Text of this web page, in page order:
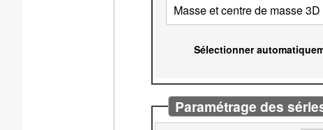
Sélectionner
Paramétrage des